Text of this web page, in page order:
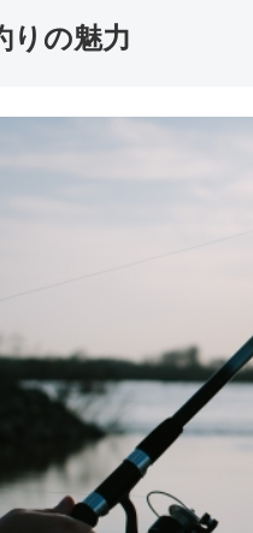
りの魅力